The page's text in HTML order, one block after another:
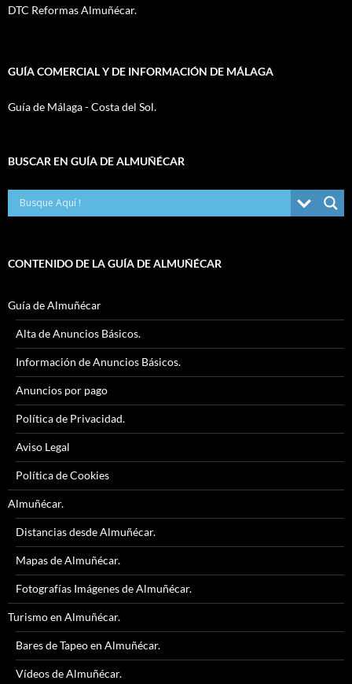
DTC Reformas Almuñécar.
GUÍA COMERCIAL Y DE INFORMACIÓN DE MÁLAGA
Guía de Málaga - Costa del Sol.
BUSCAR EN GUÍA DE ALMUÑÉCAR
CONTENIDO DE LA GUÍA DE ALMUÑÉCAR
Guía de Almuñécar
Alta de Anuncios Básicos.
Información de Anuncios Básicos.
Anuncios por pago
Política de Privacidad.
Aviso Legal
Política de Cookies
Almuñécar.
Distancias desde Almuñécar.
Mapas de Almuñécar.
Fotografías Imágenes de Almuñécar.
Turismo en Almuñécar.
Bares de Tapeo en Almuñécar.
Vídeos de Almuñécar.